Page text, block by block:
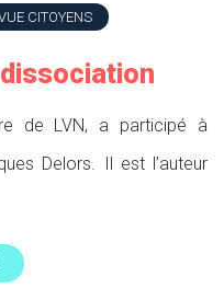
CITOYENS
dissociation
de LVN, a participé à
Delors. Il est l’auteur